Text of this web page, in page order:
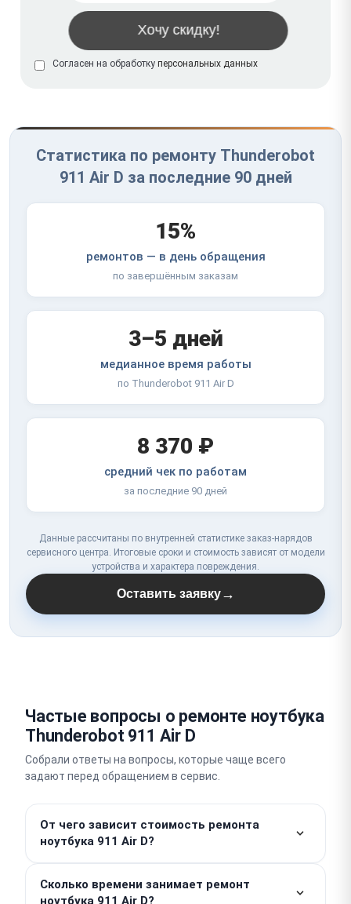
Согласен на обработку персональных данных
Статистика по ремонту Thunderobot
911 Air D за последние 90 дней
15%
ремонтов — в день обращения
по завершённым заказам
3–5 дней
медианное время работы
по Thunderobot 911 Air D
8 370 ₽
средний чек по работам
за последние 90 дней
Данные рассчитаны по внутренней статистике заказ-нарядов
сервисного центра. Итоговые сроки и стоимость зависят от модели
устройства и характера повреждения.
Оставить заявку→
Частые вопросы о ремонте ноутбука
Thunderobot 911 Air D
Собрали ответы на вопросы, которые чаще всего
задают перед обращением в сервис.
От чего зависит стоимость ремонта
ноутбука 911 Air D?
запчастей рассчитывается индивидуально.
Сколько времени занимает ремонт
ноутбука 911 Air D?